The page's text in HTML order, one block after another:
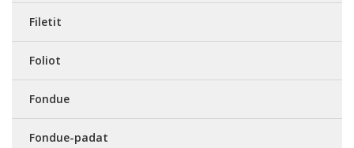
Filetit
Foliot
Fondue
Fondue-padat